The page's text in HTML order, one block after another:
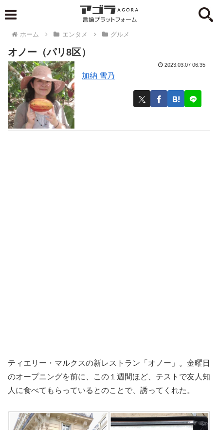
ホーム エンタメ グルメ
オノー（パリ8区）
加納 雪乃
2023.03.07 06:35
ティエリー・マルクスの新レストラン「オノー」。金曜日
のオープニングを前に、この１週間ほど、テストで友人知
人に食べてもらっているとのことで、誘ってくれた。